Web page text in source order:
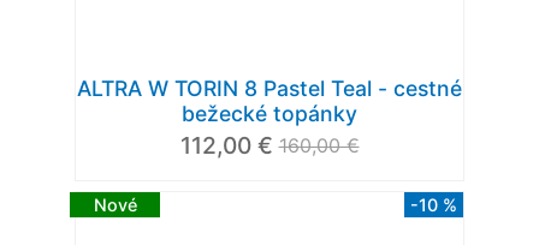
ALTRA W TORIN 8 Pastel Teal - cestné
bežecké topánky
112,00 € 160,00 €
Nové -10 %